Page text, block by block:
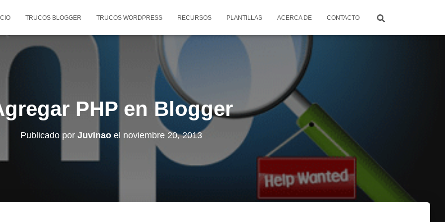
TRUCOS BLOGGER TRUCOS WORDPRESS RECURSOS PLANTILLAS ACERCA DE CONTACTO
PHP en Blogger
Publicado por Juvinao el noviembre 20, 2013